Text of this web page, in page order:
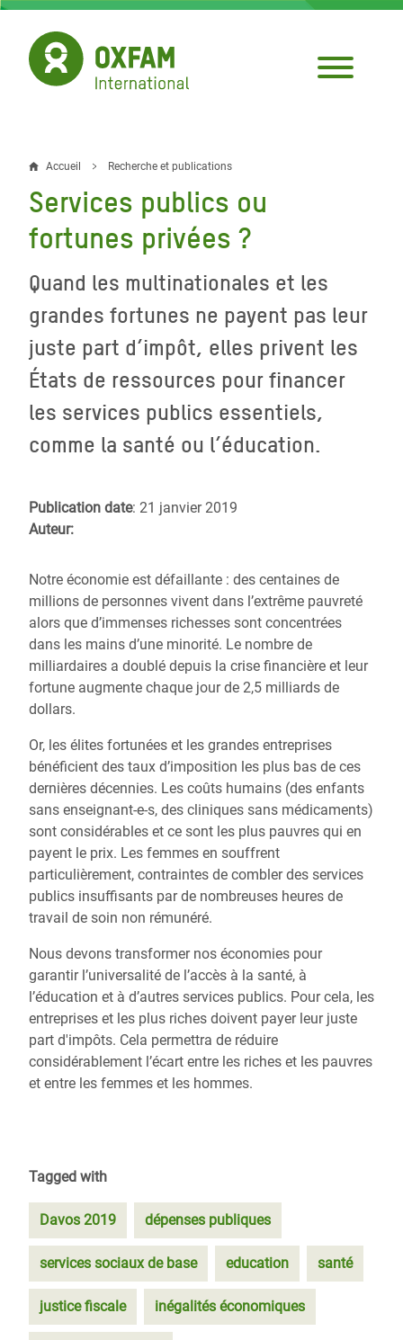
Aller
contenu
principal
Fil
d'Ariane
Accueil Recherche et publications
Services publics ou
fortunes privées ?
Quand les multinationales et les
grandes fortunes ne payent pas leur
juste part d’impôt, elles privent les
États de ressources pour financer
les services publics essentiels,
comme la santé ou l’éducation.
Publication date: 21 janvier 2019
Auteur:
Notre économie est défaillante : des centaines de
millions de personnes vivent dans l’extrême pauvreté
alors que d’immenses richesses sont concentrées
dans les mains d’une minorité. Le nombre de
milliardaires a doublé depuis la crise financière et leur
fortune augmente chaque jour de 2,5 milliards de
dollars.
Or, les élites fortunées et les grandes entreprises
bénéficient des taux d’imposition les plus bas de ces
dernières décennies. Les coûts humains (des enfants
sans enseignant-e-s, des cliniques sans médicaments)
sont considérables et ce sont les plus pauvres qui en
payent le prix. Les femmes en souffrent
particulièrement, contraintes de combler des services
publics insuffisants par de nombreuses heures de
travail de soin non rémunéré.
Nous devons transformer nos économies pour
garantir l’universalité de l’accès à la santé, à
l’éducation et à d’autres services publics. Pour cela, les
entreprises et les plus riches doivent payer leur juste
part d'impôts. Cela permettra de réduire
considérablement l’écart entre les riches et les pauvres
et entre les femmes et les hommes.
Tagged with
Davos 2019 dépenses publiques
services sociaux de base education santé
justice fiscale inégalités économiques